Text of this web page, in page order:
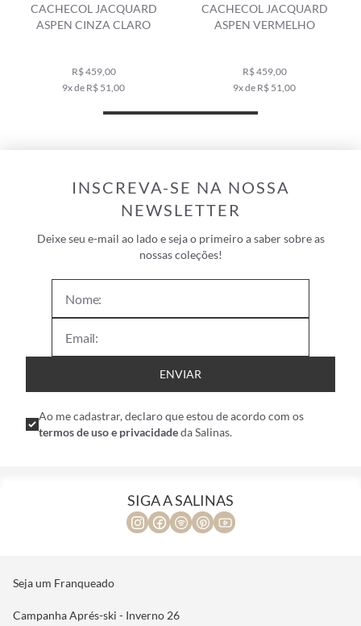
CACHECOL JACQUARD
ASPEN VERMELHO
R$ 459,00
9x de R$ 51,00
TRICOT JACQUARD ASPEN
CARAMELO
R$ 859,00
10x de R$ 85,90
INSCREVA-SE NA NOSSA
NEWSLETTER
Deixe seu e-mail ao lado e seja o primeiro a saber sobre as
nossas coleções!
ENVIAR
Ao me cadastrar, declaro que estou de acordo com os
termos de uso e privacidadeda Salinas.
SIGA A SALINAS
Seja um Franqueado
Campanha Aprés-ski - Inverno 26